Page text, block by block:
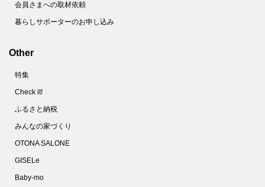
会員さまへの取材依頼
暮らしサポーターのお申し込み
Other
特集
Check it!
ふるさと納税
みんなの家づくり
OTONA SALONE
GISELe
Baby-mo